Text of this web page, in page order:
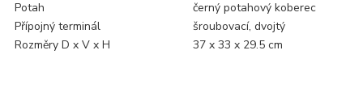
Potah
černý potahový koberec
Přípojný terminál
šroubovací, dvojtý
Rozměry D x V x H
37 x 33 x 29.5 cm